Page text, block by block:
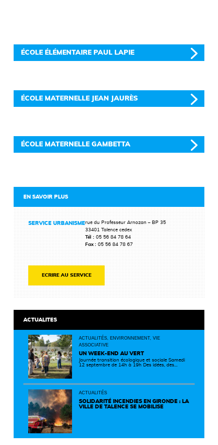
ÉCOLE ÉLÉMENTAIRE PAUL LAPIE
ÉCOLE MATERNELLE JEAN JAURÈS
ÉCOLE MATERNELLE GAMBETTA
EN SAVOIR PLUS
SERVICE URBANISMErue du Professeur Arnozan – BP 35
33401 Talence cedex
Tél :05 56 84 78 64
Fax : 05 56 84 78 67
ECRIRE AU SERVICE
ACTUALITES
ACTUALITÉS, ENVIRONNEMENT, VIE
ASSOCIATIVE
UN WEEK-END AU VERT
Journée transition écologique et sociale Samedi
12 septembre de 14h à 19h Des idées, des
un territoire plus durable et solidaire.
ACTUALITÉS
SOLIDARITÉ INCENDIES EN GIRONDE : LA
VILLE DE TALENCE SE MOBILISE